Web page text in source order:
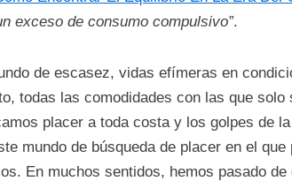
exceso de consumo compulsivo”.
de escasez, vidas efímeras en
todas las comodidades con las que solo
placer a toda costa y los golpes de
mundo de búsqueda de placer en el
En muchos sentidos, hemos pasado